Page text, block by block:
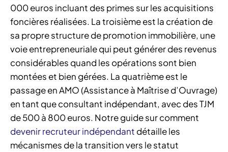
000 euros incluant des primes sur les acquisitions
foncières réalisées. La troisième est la création de
sa propre structure de promotion immobilière, une
voie entrepreneuriale qui peut générer des revenus
considérables quand les opérations sont bien
montées et bien gérées. La quatrième est le
passage en AMO (Assistance à Maîtrise d’Ouvrage)
en tant que consultant indépendant, avec des TJM
de 500 à 800 euros. Notre guide sur comment
devenir recruteur indépendant détaille les
mécanismes de la transition vers le statut